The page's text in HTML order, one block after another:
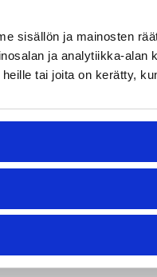
sisällön ja mainosten
ja analytiikka-
tai joita on kerätty,